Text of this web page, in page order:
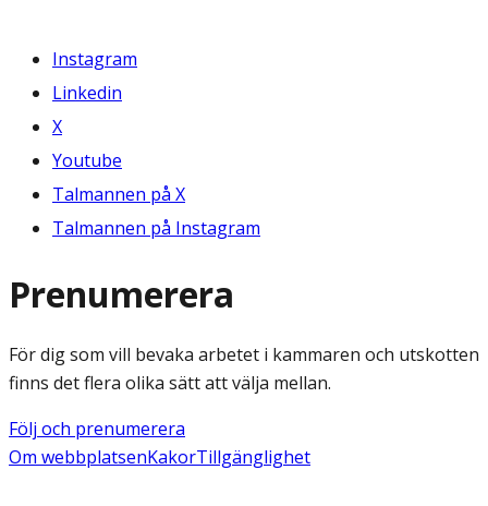
Instagram
Linkedin
X
Youtube
Talmannen på X
Talmannen på Instagram
Prenumerera
För dig som vill bevaka arbetet i kammaren och utskotten
finns det flera olika sätt att välja mellan.
Följ och prenumerera
Om webbplatsenKakorTillgänglighet